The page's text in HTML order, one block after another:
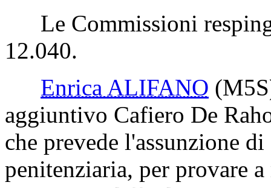
Le Commissioni
12.040.
Enrica ALIFANO
aggiuntivo Cafiero De
che prevede l'assunzione
penitenziaria, per provare